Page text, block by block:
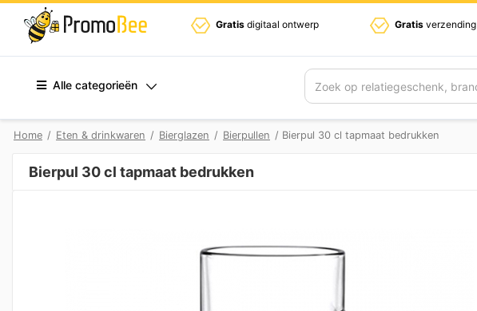
Gratis digitaal ontwerp Gratis verzending
Alle categorieën Zoek
Home / Eten & drinkwaren / Bierglazen / Bierpullen / Bierpul 30 cl tapmaat bedrukken
Bierpul 30 cl tapmaat bedrukken